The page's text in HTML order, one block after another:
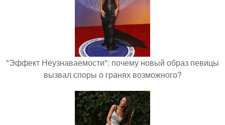
"Эффект Неузнаваемости": почему новый образ певицы
вызвал споры о гранях возможного?